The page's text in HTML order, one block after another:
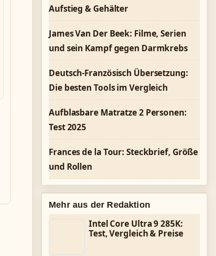
Aufstieg & Gehälter
James Van Der Beek: Filme, Serien
und sein Kampf gegen Darmkrebs
Deutsch-Französisch Übersetzung:
Die besten Tools im Vergleich
Aufblasbare Matratze 2 Personen:
Test 2025
Frances de la Tour: Steckbrief, Größe
und Rollen
Mehr aus der Redaktion
Intel Core Ultra 9 285K:
Test, Vergleich & Preise